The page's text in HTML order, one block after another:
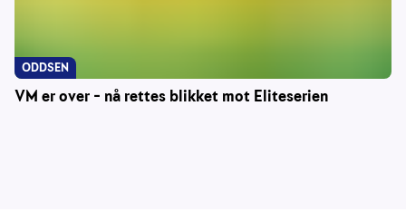
VM er over – nå rettes blikket mot Eliteserien
ODDSEN